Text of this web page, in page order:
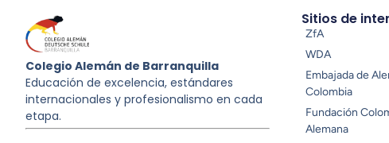
Colegio Alemán de Barranquilla
Educación de excelencia, estándares
internacionales y profesionalismo en cada
etapa.
Sitios de
ZfA
WDA
Embajada de
Colombia
Fundación
Alemana